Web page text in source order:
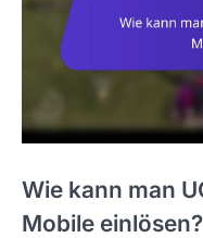
Wie kann man
Mobile einlösen?